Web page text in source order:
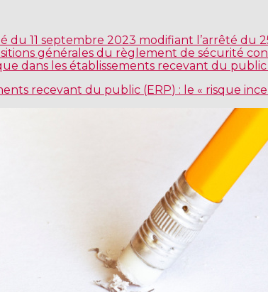
du 11 septembre 2023 modifiant l’arrêté du
générales du règlement de sécurité
dans les établissements recevant du public
recevant du public (ERP) : le « risque